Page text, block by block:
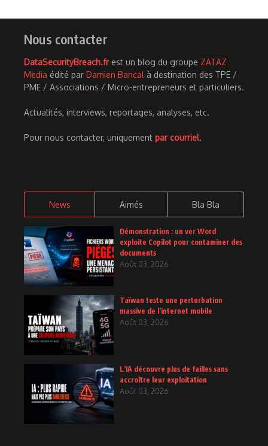
Nous contacter
DataSecurityBreach.frest un blog du groupe ZATAZ
Media édité par Damien Bancal à destination des TPE /
PME / Associations / Micro-entrepreneurs et particuliers.
Actualités, interviews, reportages, analyses, etc.
Pour nous contacter, uniquement par courriel.
News Aimés Bla Bla
Démonstration : un ver Word
exploite Copilot pour contaminer des
documents
Août 03, 2026
Taïwan teste une perturbation
massive de l’internet mobile
Août 03, 2026
L’IA découvre plus de failles sans
accroître leur exploitation
Août 03, 2026